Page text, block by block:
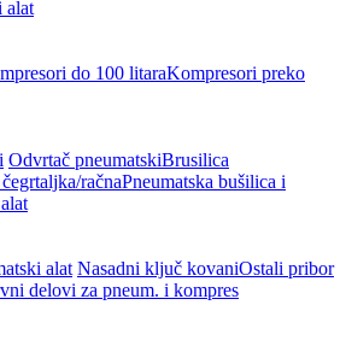
alat
do 100 litaraKompresori preko
Odvrtač pneumatskiBrusilica
račnaPneumatska bušilica i
alat Nasadni ključ kovaniOstali pribor
delovi za pneum. i kompres